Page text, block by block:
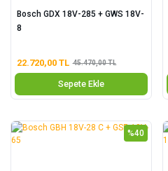
Bosch GDX 18V-285 + GWS 18V-
8
22.720,00 TL 45.470,00 TL
Sepete Ekle
%40